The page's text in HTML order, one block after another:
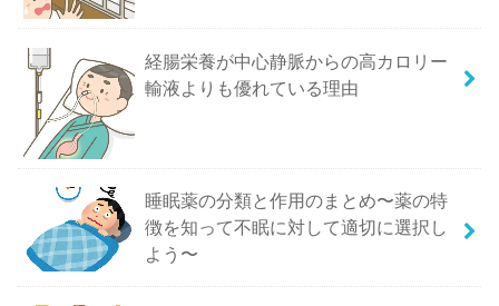
経腸栄養が中心静脈からの高カロリー
輸液よりも優れている理由
睡眠薬の分類と作用のまとめ〜薬の特
徴を知って不眠に対して適切に選択し
よう〜